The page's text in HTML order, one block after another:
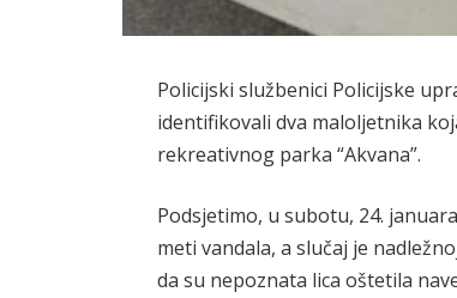
Policijski službenici Policijske
identifikovali dva maloljetnika
rekreativnog parka “Akvana”.
Podsjetimo, u subotu, 24.
meti vandala, a slučaj je
da su nepoznata lica oštetila